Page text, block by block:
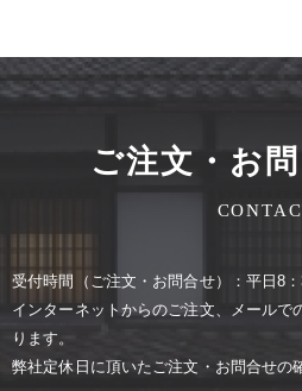
ご注文・お
受付時間（ご注⽂・お問合せ）：平⽇8
インターネットからのご注⽂、メールで
ります。
弊社定休⽇に頂いたご注⽂・お問合せの